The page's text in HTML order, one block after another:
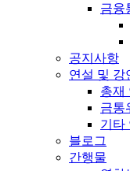
금융
공지사항
연설 및 강
총재
금통
기타
블로그
간행물